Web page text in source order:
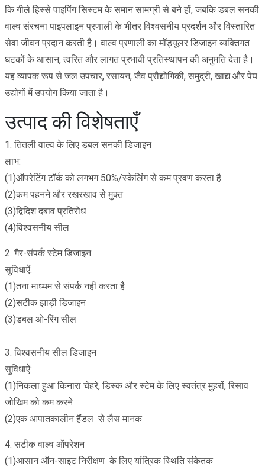
कि गीले हिस्से पाइपिंग सिस्टम के समान सामग्री से बने हों, जबकि डबल सनकी
वाल्व संरचना पाइपलाइन प्रणाली के भीतर विश्वसनीय प्रदर्शन और विस्तारित
सेवा जीवन प्रदान करती है। वाल्व प्रणाली का मॉड्यूलर डिजाइन व्यक्तिगत
घटकों के आसान, त्वरित और लागत प्रभावी प्रतिस्थापन की अनुमति देता है।
यह व्यापक रूप से जल उपचार, रसायन, जैव प्रौद्योगिकी, समुद्री, खाद्य और पेय
उद्योगों में उपयोग किया जाता है।
उत्पाद की विशेषताएँ
1. तितली वाल्व के लिए डबल सनकी डिजाइन
लाभ:
(1)ऑपरेटिंग टॉर्क को लगभग 50%/स्केलिंग से कम प्रवण करता है
(2)कम पहनने और रखरखाव से मुक्त
(3)द्विदिश दबाव प्रतिरोध
(4)विश्वसनीय सील
2. गैर-संपर्क स्टेम डिजाइन
सुविधाऐं:
(1)तना माध्यम से संपर्क नहीं करता है
(2)सटीक झाड़ी डिजाइन
(3)डबल ओ-रिंग सील
3. विश्वसनीय सील डिजाइन
सुविधाऐं:
(1)निकला हुआ किनारा चेहरे, डिस्क और स्टेम के लिए स्वतंत्र मुहरों, रिसाव
जोखिम को कम करने
(2)एक आपातकालीन हैंडल से लैस मानक
4. सटीक वाल्व ऑपरेशन
(1)आसान ऑन-साइट निरीक्षण के लिए यांत्रिक स्थिति संकेतक